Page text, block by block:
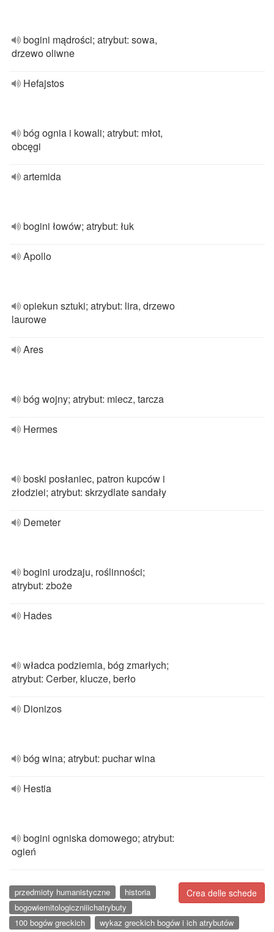
bogini mądrości; atrybut: sowa,
drzewo oliwne
Hefajstos
bóg ognia i kowali; atrybut: młot,
obcęgi
artemida
bogini łowów; atrybut: łuk
Apollo
opiekun sztuki; atrybut: lira, drzewo
laurowe
Ares
bóg wojny; atrybut: miecz, tarcza
Hermes
boski posłaniec, patron kupców i
złodziei; atrybut: skrzydlate sandały
Demeter
bogini urodzaju, roślinności;
atrybut: zboże
Hades
władca podziemia, bóg zmarłych;
atrybut: Cerber, klucze, berło
Dionizos
bóg wina; atrybut: puchar wina
Hestia
bogini ogniska domowego; atrybut:
ogień
Crea delle schede
przedmioty humanistyczne
historia
bogowiemitologiczniiichatrybuty
100 bogów greckich
wykaz greckich bogów i ich atrybutów